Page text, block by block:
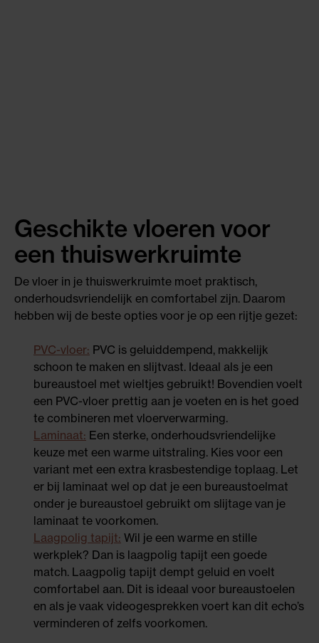
Geschikte vloeren voor
een thuiswerkruimte
De vloer in je thuiswerkruimte moet praktisch,
onderhoudsvriendelijk en comfortabel zijn. Daarom
hebben wij de beste opties voor je op een rijtje gezet:
PVC-vloer: PVC is geluiddempend, makkelijk
schoon te maken en slijtvast. Ideaal als je een
bureaustoel met wieltjes gebruikt! Bovendien voelt
een PVC-vloer prettig aan je voeten en is het goed
te combineren met vloerverwarming.
Laminaat: Een sterke, onderhoudsvriendelijke
keuze met een warme uitstraling. Kies voor een
variant met een extra krasbestendige toplaag. Let
er bij laminaat wel op dat je een bureaustoelmat
onder je bureaustoel gebruikt om slijtage van je
laminaat te voorkomen.
Laagpolig tapijt: Wil je een warme en stille
werkplek? Dan is laagpolig tapijt een goede
match. Laagpolig tapijt dempt geluid en voelt
comfortabel aan. Dit is ideaal voor bureaustoelen
en als je vaak videogesprekken voert kan dit echo’s
verminderen of zelfs voorkomen.